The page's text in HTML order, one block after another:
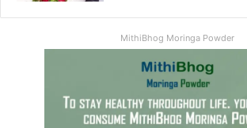
MithiBhog Moringa Powder